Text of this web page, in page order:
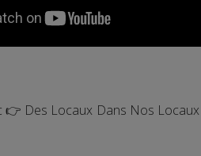
Des Locaux Dans Nos